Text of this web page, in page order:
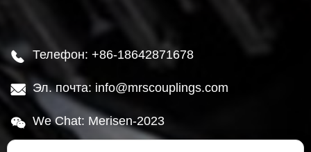
 Телефон: +86-18642871678
 Эл. почта: info@mrscouplings.com
 We Chat: Merisen-2023